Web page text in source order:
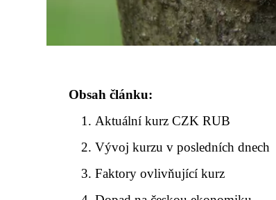
Obsah článku:
Aktuální kurz CZK RUB
Vývoj kurzu v posledních dnech
Faktory ovlivňující kurz